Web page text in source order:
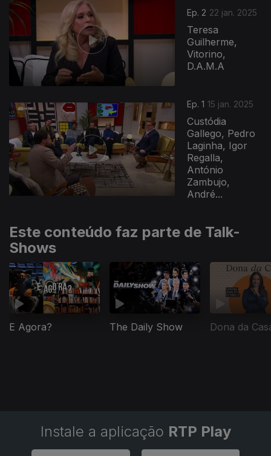
Ep. 2 22 jan. 2025
Teresa
Guilherme,
Vitorino,
D.A.M.A
Ep. 1 15 jan. 2025
Custódia
Gallego, Pedro
Laginha, Igor
Regalla,
António
Zambujo,
André...
Este conteúdo faz parte de Talk-
Shows
E Agora? The Daily Show Dona da
Instale a aplicação RTP Play